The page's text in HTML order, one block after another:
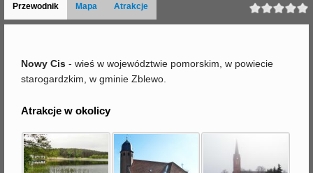
s
Przewodnik Mapa Atrakcje
Nowy Cis - wieś w województwie pomorskim, w powiecie
starogardzkim, w gminie Zblewo.
Atrakcje w okolicy